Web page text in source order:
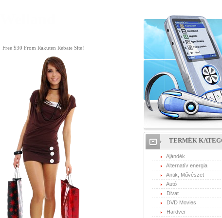
TERMÉK
Ajándék
Alternatív energia
Antik, Művészet
Autó
Divat
DVD Movies
Hardver
Free $30 From Rakuten Rebate Site!